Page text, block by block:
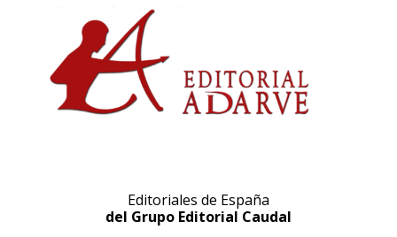
Editoriales de España
del Grupo Editorial Caudal